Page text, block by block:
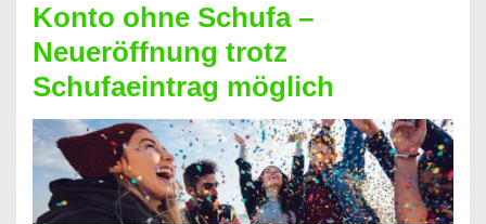
Sie
einen
Kredit
ohne
Einkommensnachweis
Konto ohne Schufa –
Neueröffnung trotz
Schufaeintrag möglich